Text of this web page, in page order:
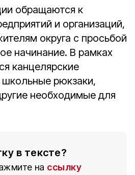
обращаются к
и организаций,
округа с просьбой
начинание. В рамках
канцелярские
рюкзаки,
необходимые для
в тексте?
на ссылку